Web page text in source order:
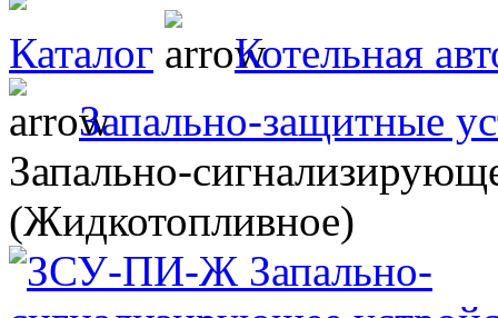
Каталог
Котельная
Запально-защитные
Запально-
(Жидкотопливное)